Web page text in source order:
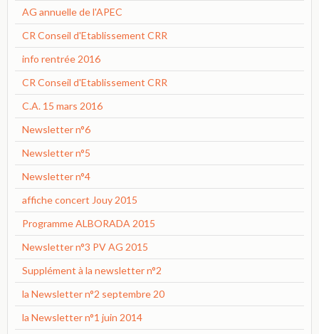
AG annuelle de l'APEC
CR Conseil d'Etablissement CRR
info rentrée 2016
CR Conseil d'Etablissement CRR
C.A. 15 mars 2016
Newsletter n°6
Newsletter n°5
Newsletter n°4
affiche concert Jouy 2015
Programme ALBORADA 2015
Newsletter n°3 PV AG 2015
Supplément à la newsletter n°2
la Newsletter n°2 septembre 20
la Newsletter n°1 juin 2014